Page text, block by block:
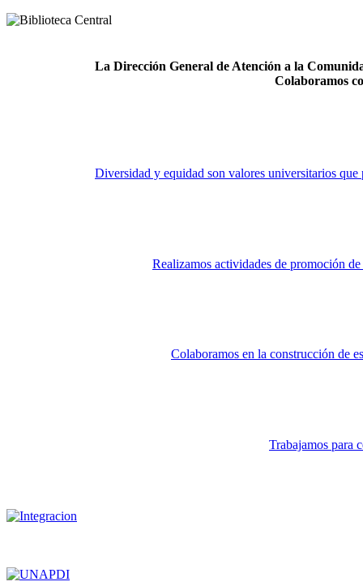
La Dirección General de Atención a la
Colaboramos
Diversidad y equidad son valores universitarios que
Realizamos actividades de promoción
Colaboramos en la construcción de
Trabajamos para